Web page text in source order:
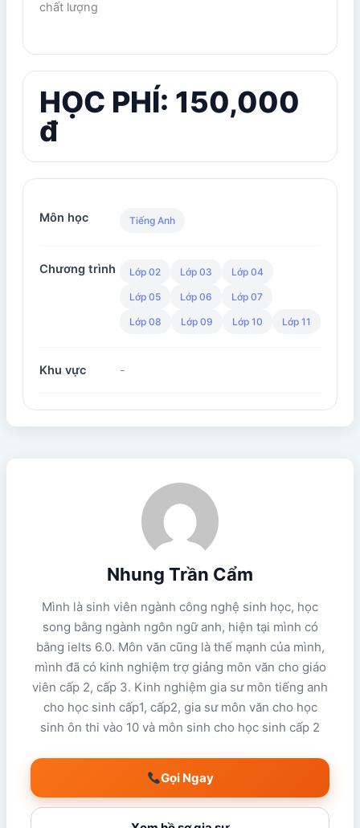
chất lượng
HỌC PHÍ: 150,000
đ
Môn học Tiếng Anh
Chương trình Lớp 02 Lớp 03 Lớp 04
Lớp 05 Lớp 06 Lớp 07
Lớp 08 Lớp 09 Lớp 10 Lớp 11
Khu vực -
Nhung Trần Cẩm
Mình là sinh viên ngành công nghệ sinh học, học
song bằng ngành ngôn ngữ anh, hiện tại mình có
bằng ielts 6.0. Môn văn cũng là thế mạnh của mình,
mình đã có kinh nghiệm trợ giảng môn văn cho giáo
viên cấp 2, cấp 3. Kinh nghiệm gia sư môn tiếng anh
cho học sinh cấp1, cấp2, gia sư môn văn cho học
sinh ôn thi vào 10 và môn sinh cho học sinh cấp 2
Gọi Ngay